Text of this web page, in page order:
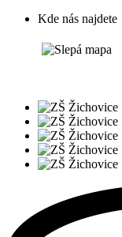
Kde nás najdete